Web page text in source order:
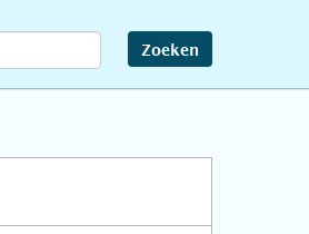
Zoeken